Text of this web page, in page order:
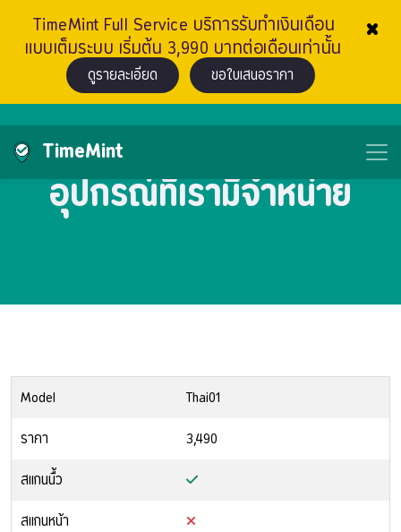
×
TimeMint Full Service บริการรับทำเงินเดือน
แบบเต็มระบบ เริ่มต้น 3,990 บาทต่อเดือนเท่านั้น
ดูรายละเอียด ขอใบเสนอราคา
TimeMint
อุปกรณ์ที่เรามีจำหน่าย
Model
ราคา
สแกนนื้ว
สแกนหน้า
Thai01
3,490